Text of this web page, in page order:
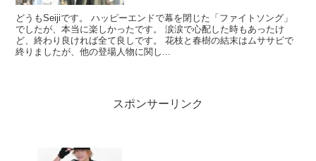
どうもSeijiです。 ハッピーエンドで幕を閉じた「ファイトソング」
でしたが、本当に楽しかったです。 涙涙で心配した時もあったけ
ど、終わり良ければ全て良しです。 花枝と春樹の結末はムササビで
終りましたが、他の登場人物に関し...
スポンサーリンク